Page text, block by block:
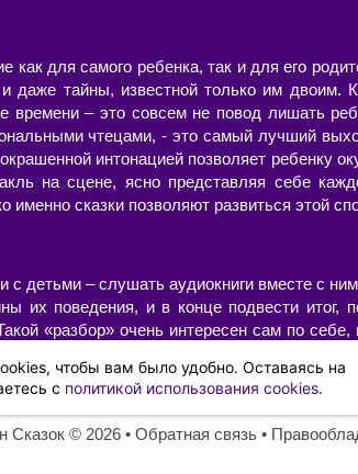
как для самого ребенка, так и для его
даже тайны, известной только им двоим.
времени – это совсем не повод лишать
чтецами, - это самый лучший
интонацией позволяет ребенку
на сцене, ясно представляя себе
сказки позволяют развиться этой
детьми – слушать аудиокниги вместе с
их поведения, и в конце подвести итог,
«разбор» очень интересен сам по себе,
ненавязчиво, иногда в
Сказок ©️ 2026 • Обратная связь •
чтобы вам было удобно. Оставаясь на
с политикой использования cookies.